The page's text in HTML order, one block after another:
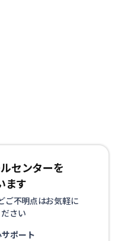
センターを
ます
ご不明点はお気軽に
さい
ポート